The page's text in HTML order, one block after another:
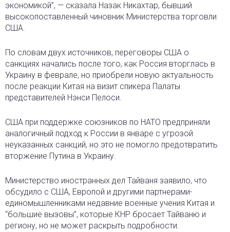
экономикой”, — сказала Назак Никахтар, бывший
высокопоставленный чиновник Министерства торговли
США.
По словам двух источников, переговоры США о
санкциях начались после того, как Россия вторглась в
Украину в феврале, но приобрели новую актуальность
после реакции Китая на визит спикера Палаты
представителей Нэнси Пелоси.
США при поддержке союзников по НАТО предприняли
аналогичный подход к России в январе с угрозой
неуказанных санкций, но это не помогло предотвратить
вторжение Путина в Украину.
Министерство иностранных дел Тайваня заявило, что
обсудило с США, Европой и другими партнерами-
единомышленниками недавние военные учения Китая и
“большие вызовы”, которые КНР бросает Тайваню и
региону, но не может раскрыть подробности.